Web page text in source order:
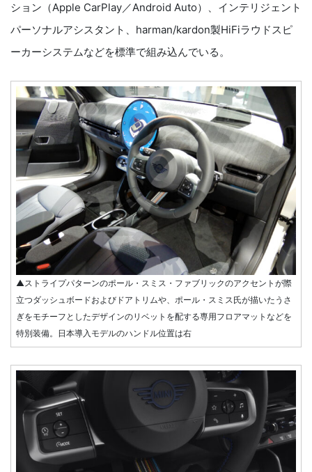
ション（Apple CarPlay／Android Auto）、インテリジェント
パーソナルアシスタント、harman/kardon製HiFiラウドスピ
ーカーシステムなどを標準で組み込んでいる。
▲ストライプパターンのポール・スミス・ファブリックのアクセントが際
立つダッシュボードおよびドアトリムや、ポール・スミス氏が描いたうさ
ぎをモチーフとしたデザインのリベットを配する専用フロアマットなどを
特別装備。日本導入モデルのハンドル位置は右